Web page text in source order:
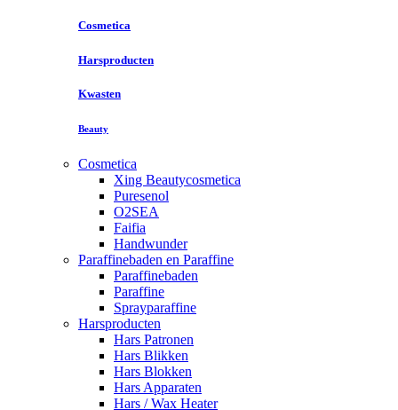
Cosmetica
Harsproducten
Kwasten
Beauty
Cosmetica
Xing Beautycosmetica
Puresenol
O2SEA
Faifia
Handwunder
Paraffinebaden en Paraffine
Paraffinebaden
Paraffine
Sprayparaffine
Harsproducten
Hars Patronen
Hars Blikken
Hars Blokken
Hars Apparaten
Hars / Wax Heater